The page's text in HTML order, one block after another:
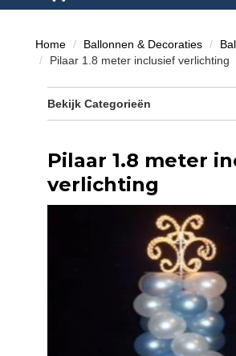
Home Ballonnen & Decoraties
Pilaar 1.8 meter inclusief verlichting
Bekijk Categorieën
Pilaar 1.8 meter
verlichting